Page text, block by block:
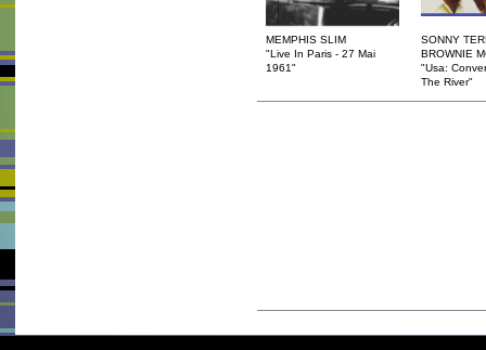
MEMPHIS SLIM
"Live In Paris - 27 Mai
1961"
SONNY
BROWNIE
"Usa:
The River"